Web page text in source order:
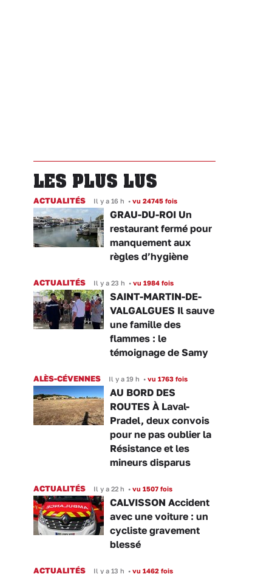
LES PLUS LUS
ACTUALITÉS Il y a 16 h • vu 24745 fois
GRAU-DU-ROI Un
restaurant fermé pour
manquement aux
règles d’hygiène
ACTUALITÉS Il y a 23 h • vu 1984 fois
SAINT-MARTIN-DE-
VALGALGUES Il sauve
une famille des
flammes : le
témoignage de Samy
ALÈS-CÉVENNES Il y a 19 h • vu 1763 fois
AU BORD DES
ROUTES À Laval-
Pradel, deux convois
pour ne pas oublier la
Résistance et les
mineurs disparus
ACTUALITÉS Il y a 22 h • vu 1507 fois
CALVISSON Accident
avec une voiture : un
cycliste gravement
blessé
ACTUALITÉS Il y a 13 h • vu 1462 fois